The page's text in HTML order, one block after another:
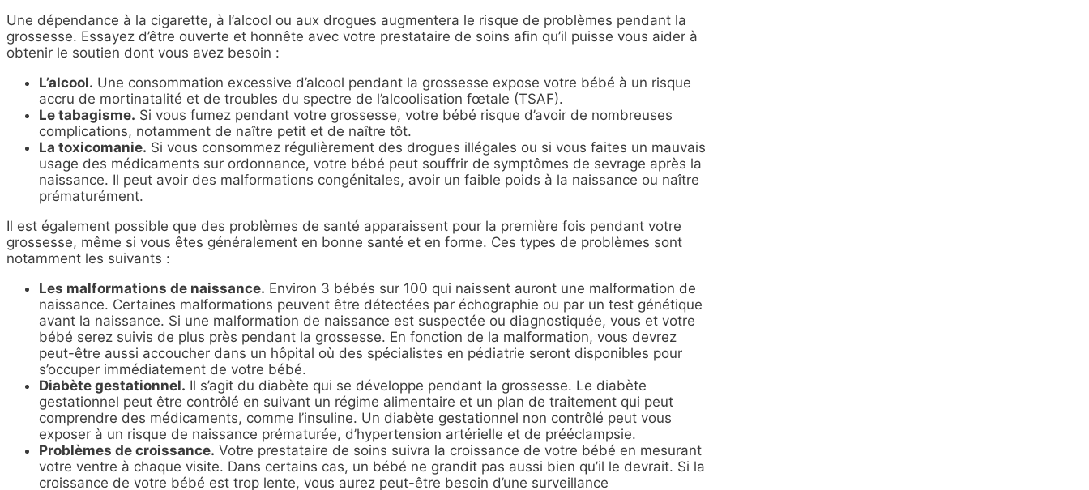
Une dépendance à la cigarette, à l’alcool ou aux drogues augmentera le risque de problèmes pendant la
grossesse. Essayez d’être ouverte et honnête avec votre prestataire de soins afin qu’il puisse vous aider à
obtenir le soutien dont vous avez besoin :
L’alcool. Une consommation excessive d’alcool pendant la grossesse expose votre bébé à un risque
accru de mortinatalité et de troubles du spectre de l’alcoolisation fœtale (TSAF).
Le tabagisme. Si vous fumez pendant votre grossesse, votre bébé risque d’avoir de nombreuses
complications, notamment de naître petit et de naître tôt.
La toxicomanie. Si vous consommez régulièrement des drogues illégales ou si vous faites un mauvais
usage des médicaments sur ordonnance, votre bébé peut souffrir de symptômes de sevrage après la
naissance. Il peut avoir des malformations congénitales, avoir un faible poids à la naissance ou naître
prématurément.
Il est également possible que des problèmes de santé apparaissent pour la première fois pendant votre
grossesse, même si vous êtes généralement en bonne santé et en forme. Ces types de problèmes sont
notamment les suivants :
Les malformations de naissance. Environ 3 bébés sur 100 qui naissent auront une malformation de
naissance. Certaines malformations peuvent être détectées par échographie ou par un test génétique
avant la naissance. Si une malformation de naissance est suspectée ou diagnostiquée, vous et votre
bébé serez suivis de plus près pendant la grossesse. En fonction de la malformation, vous devrez
peut-être aussi accoucher dans un hôpital où des spécialistes en pédiatrie seront disponibles pour
s’occuper immédiatement de votre bébé.
Diabète gestationnel. Il s’agit du diabète qui se développe pendant la grossesse. Le diabète
gestationnel peut être contrôlé en suivant un régime alimentaire et un plan de traitement qui peut
comprendre des médicaments, comme l’insuline. Un diabète gestationnel non contrôlé peut vous
exposer à un risque de naissance prématurée, d’hypertension artérielle et de prééclampsie.
Problèmes de croissance. Votre prestataire de soins suivra la croissance de votre bébé en mesurant
votre ventre à chaque visite. Dans certains cas, un bébé ne grandit pas aussi bien qu’il le devrait. Si la
croissance de votre bébé est trop lente, vous aurez peut-être besoin d’une surveillance